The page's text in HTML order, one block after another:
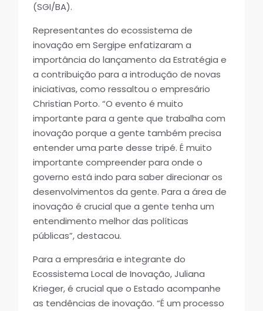
(SGI/BA).
Representantes do ecossistema de
inovação em Sergipe enfatizaram a
importância do lançamento da Estratégia e
a contribuição para a introdução de novas
iniciativas, como ressaltou o empresário
Christian Porto. “O evento é muito
importante para a gente que trabalha com
inovação porque a gente também precisa
entender uma parte desse tripé. É muito
importante compreender para onde o
governo está indo para saber direcionar os
desenvolvimentos da gente. Para a área de
inovação é crucial que a gente tenha um
entendimento melhor das políticas
públicas”, destacou.
Para a empresária e integrante do
Ecossistema Local de Inovação, Juliana
Krieger, é crucial que o Estado acompanhe
as tendências de inovação. “É um processo